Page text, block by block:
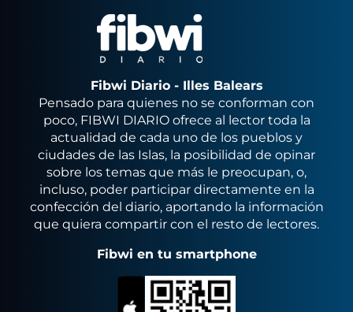
Fibwi Diario - Illes Balears
Pensado para quienes no se conforman con
poco, FIBWI DIARIO ofrece al lector toda la
actualidad de cada uno de los pueblos y
ciudades de las Islas, la posibilidad de opinar
sobre los temas que más le preocupan, o,
incluso, poder participar directamente en la
confección del diario, aportando la información
que quiera compartir con el resto de lectores.
Fibwi en tu smartphone